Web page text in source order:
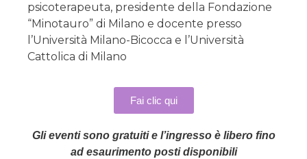
psicoterapeuta, presidente della Fondazione
“Minotauro” di Milano e docente presso
l’Università Milano-Bicocca e l’Università
Cattolica di Milano
Fai clic qui
Gli eventi sono gratuiti e l’ingresso è libero fino
ad esaurimento posti disponibili